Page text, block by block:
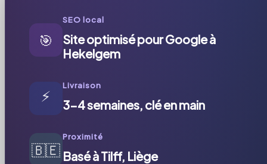
🎯
SEO local
Site optimisé pour Google à
Hekelgem
⚡
Livraison
3-4 semaines, clé en main
🇧🇪
Proximité
Basé à Tilff, Liège